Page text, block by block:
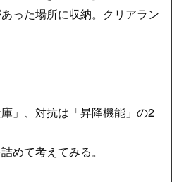
た場所に収納。クリアラン
」、対抗は「昇降機能」の2
めて考えてみる。